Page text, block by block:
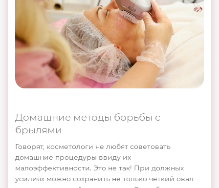
Домашние методы борьбы с
брылями
Говорят, косметологи не любят советовать
домашние процедуры ввиду их
малоэффективности. Это не так! При должных
усилиях можно сохранить не только четкий овал